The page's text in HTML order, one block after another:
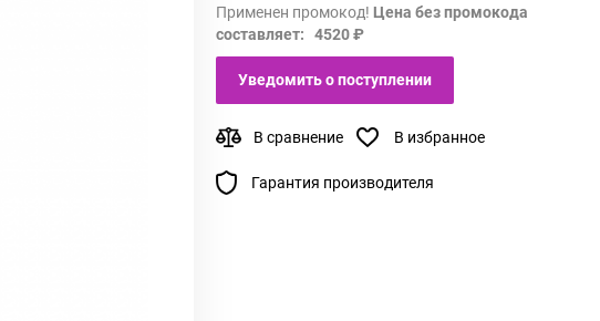
Применен промокод! Цена без промокода
составляет: 4520 ₽
Уведомить о поступлении
В сравнение В избранное
Гарантия производителя